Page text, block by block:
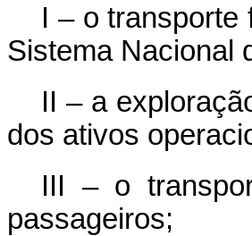
I – o transporte
Sistema Nacional
II – a
dos ativos
III – o
passageiros;